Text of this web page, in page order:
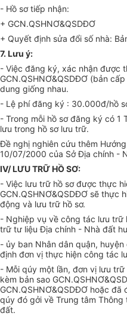
- Hồ sơ tiếp nhận:
+ GCN.QSHNƠ&QSDĐƠ
+ Quyết định sửa đổi số nhà:
7. Lưu ý:
- Việc đăng ký, xác nhận được
GCN.QSHNƠ&QSDĐƠ (bản
dung giống nhau.
- Lệ phí đăng ký : 30.000đ/hồ
- Trong mỗi hồ sơ đăng ký có 1
lưu trong hồ sơ lưu trữ.
Đề nghị nghiên cứu thêm
10/07/2000 của Sở Địa chính -
IV/ LƯU TRỮ HỒ SƠ:
- Việc lưu trữ hồ sơ được thực
GCN.QSHNƠ&QSDĐƠ sẽ thực
động và lưu trữ hồ sơ.
- Nghiệp vụ về công tác lưu trữ
trữ tư liệu Địa chính - Nhà đất
- ủy ban Nhân dân quận,
định đơn vị thực hiện công tác
- Mỗi qúy một lần, đơn vị lưu
kèm bản sao
GCN.QSHNƠ&QSDĐƠ hoặc
qúy đó gởi về Trung tâm
đất.